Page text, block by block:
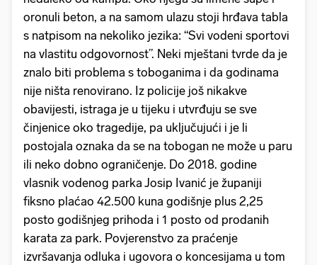
oronuli beton, a na samom ulazu stoji hrđava tabla
s natpisom na nekoliko jezika: “Svi vodeni sportovi
na vlastitu odgovornost”. Neki mještani tvrde da je
znalo biti problema s toboganima i da godinama
nije ništa renovirano. ​Iz policije još nikakve
obavijesti, istraga je u tijeku i utvrđuju se sve
činjenice oko tragedije, pa uključujući i je li
postojala oznaka da se na tobogan ne može u paru
ili neko dobno ograničenje. Do 2018. godine
vlasnik vodenog parka Josip Ivanić je županiji
fiksno plaćao 42.500 kuna godišnje plus 2,25
posto godišnjeg prihoda i 1 posto od prodanih
karata za park. Povjerenstvo za praćenje
izvršavanja odluka i ugovora o koncesijama u tom